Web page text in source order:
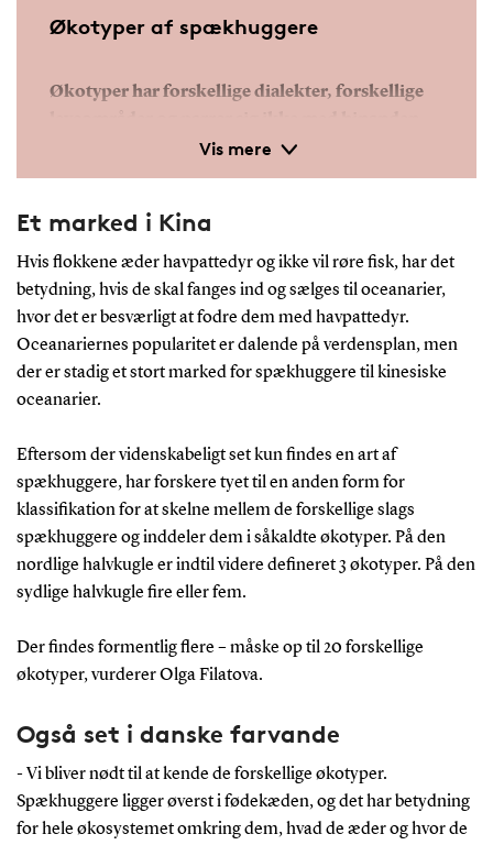
Vis mere
Økotyper af spækhuggere
Økotyper har forskellige dialekter, forskellige
Forskere mener, at der kan findes op til 20
forskellige økotyper.
Kendte økotyper i nordlige Stillehav:
Standflokke: Stærkt sammentømrede
familiegrupper, der holder sig til de samme
områder langs kysterne. Lever af fisk.
Vandreflokke: Mindre sammentømrede
fra Rusland til Californien.
Offshore: Lever langt ude på åbent hav i
grupper på 20-200 individer. Er dårligt
undersøgte.
Kendte økotyper i sydlige ishav:
Type A: Færdes på åbent hav og lever
tilsyneladende mest af vågehvaler.
Type B: Mindre end type A. Lever
Et marked i Kina
Hvis flokkene æder havpattedyr og ikke vil røre fisk, har det
betydning, hvis de skal fanges ind og sælges til oceanarier,
hvor det er besværligt at fodre dem med havpattedyr.
Oceanariernes popularitet er dalende på verdensplan, men
der er stadig et stort marked for spækhuggere til kinesiske
oceanarier.
Eftersom der videnskabeligt set kun findes en art af
spækhuggere, har forskere tyet til en anden form for
klassifikation for at skelne mellem de forskellige slags
spækhuggere og inddeler dem i såkaldte økotyper. På den
nordlige halvkugle er indtil videre defineret 3 økotyper. På den
sydlige halvkugle fire eller fem.
Der findes formentlig flere – måske op til 20 forskellige
økotyper, vurderer Olga Filatova.
Også set i danske farvande
- Vi bliver nødt til at kende de forskellige økotyper.
Spækhuggere ligger øverst i fødekæden, og det har betydning
for hele økosystemet omkring dem, hvad de æder og hvor de